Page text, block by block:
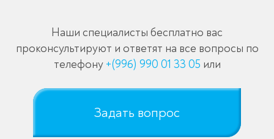
Наши специалисты бесплатно вас
проконсультируют и ответят на все вопросы по
телефону +(996) 990 01 33 05 или
Задать вопрос